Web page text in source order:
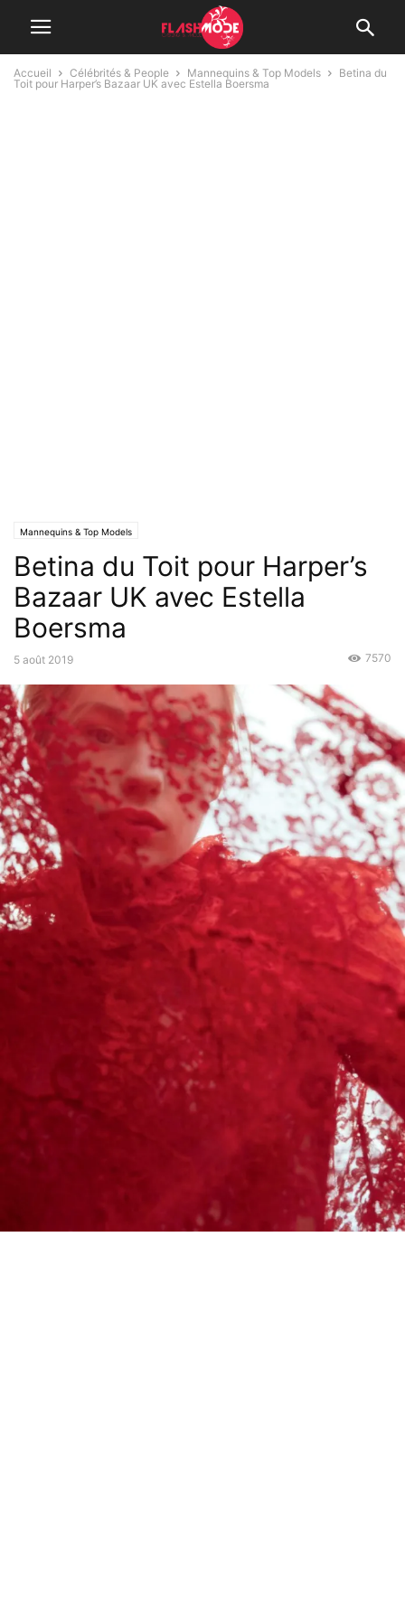
Accueil Célébrités & People Mannequins & Top Models
Betina du
Toit pour Harper’s Bazaar UK avec Estella Boersma
Mannequins & Top Models
Betina du Toit pour Harper’s
Bazaar UK avec Estella
Boersma
5 août 2019 7570